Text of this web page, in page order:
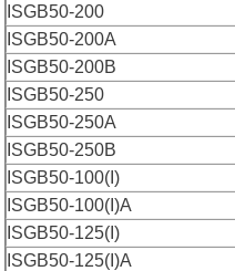
ISGB50-200
ISGB50-200A
ISGB50-200B
ISGB50-250
ISGB50-250A
ISGB50-250B
ISGB50-100(I)
ISGB50-100(I)A
ISGB50-125(I)
ISGB50-125(I)A